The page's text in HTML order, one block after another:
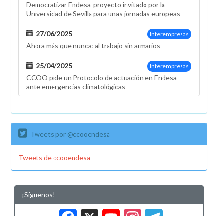
Democratizar Endesa, proyecto invitado por la
Universidad de Sevilla para unas jornadas europeas
Interempresas
27/06/2025
Ahora más que nunca: al trabajo sin armarios
Interempresas
25/04/2025
CCOO pide un Protocolo de actuación en Endesa
ante emergencias climatológicas
Tweets por @ccooendesa
Tweets de ccooendesa
¡Síguenos!